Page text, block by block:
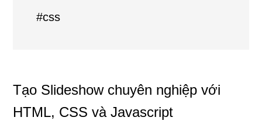
#css
Tạo Slideshow chuyên nghiệp với
HTML, CSS và Javascript